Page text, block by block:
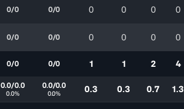
0/0 0/0 0 0 0 0
0/0 0/0 0 0 0 0
0/0 0/0 1 1 2 4
0.0/0.0
0.0%
0.0/0.0
0.0% 0.3 0.3 0.7 1.3